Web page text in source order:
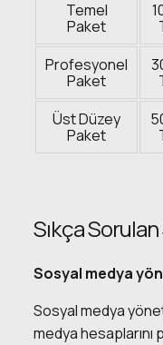
Temel
Paket
Profesyonel
Paket
Üst Düzey
Paket
Sıkça
Sosyal medya
Sosyal medya
medya